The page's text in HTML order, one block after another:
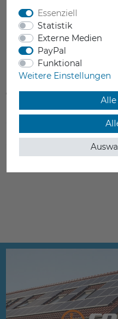
PTFE Filament Tube für
Guider
2,50 €
Lieferzeit 5-10 Werktage
Essenziell
Statistik
Externe Medien
PayPal
Funktional
Weitere Einstellungen